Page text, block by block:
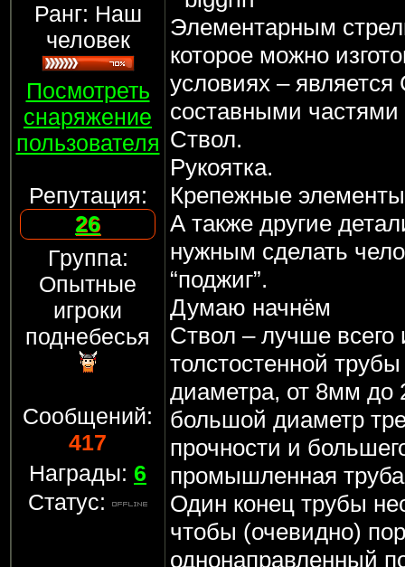
Ранг: Наш
человек
Посмотреть
снаряжение
пользователя
Репутация:
26
Группа:
Опытные
игроки
поднебесья
Сообщений:
417
Награды: 6
Статус:
Элементарным
которое можно
условиях –
составными частями
Ствол.
Рукоятка.
Крепежные
А также другие
нужным сделать
“поджиг”.
Думаю начнём
Ствол – лучше всего
толстостенной
диаметра, от 8мм до
большой диаметр
прочности и
промышленная
Один конец трубы
чтобы (очевидно)
однонаправленный